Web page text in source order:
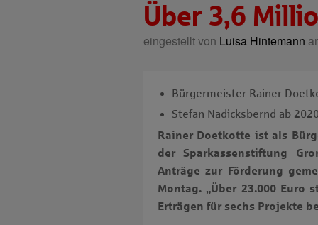
Über 3,6
eingestellt von Luisa Hintemann
Bürgermeister Rainer
Stefan Nadicksbernd ab
Rainer Doetkotte ist als
der Sparkassenstiftung
Anträge zur Förderung
Montag. „Über 23.000 Euro
Erträgen für sechs Projekte